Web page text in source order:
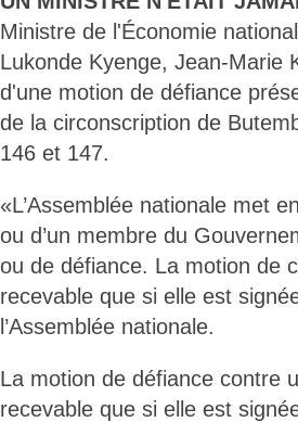
Ministre de l'Économie
Lukonde Kyenge, Jean-Marie
d'une motion de défiance
de la circonscription de
146 et 147.
«L’Assemblée nationale met
ou d’un membre du
ou de défiance. La motion de
recevable que si elle est
l’Assemblée nationale.
La motion de défiance contre
recevable que si elle est